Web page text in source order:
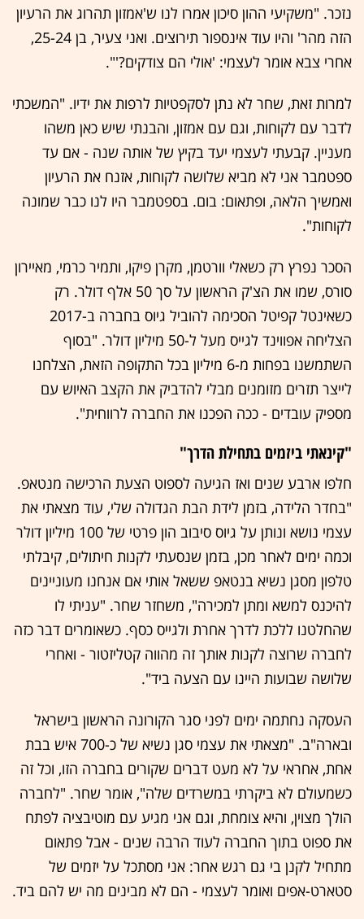
נזכר. "משקיעי ההון סיכון אמרו לנו ש'אמזון תהרוג את הרעיון
הזה מהר' והיו עוד אינספור תירוצים. ואני צעיר, בן 25-24,
אחרי צבא אומר לעצמי: 'אולי הם צודקים?'".
למרות זאת, שחר לא נתן לסקפטיות לרפות את ידיו. "המשכתי
לדבר עם לקוחות, וגם עם אמזון, והבנתי שיש כאן משהו
מעניין. קבעתי לעצמי יעד בקיץ של אותה שנה - אם עד
ספטמבר אני לא מביא שלושה לקוחות, אזנח את הרעיון
ואמשיך הלאה, ופתאום: בום. בספטמבר היו לנו כבר שמונה
לקוחות".
הסכר נפרץ רק כשאלי וורטמן, מקרן פיקו, ותמיר כרמי, מאיירון
סורס, שמו את הצ'ק הראשון על סך 50 אלף דולר. רק
כשאינטל קפיטל הסכימה להוביל גיוס בחברה ב-2017
הצליחה אפווינד לגייס מעל ל-50 מיליון דולר. "בסוף
השתמשנו בפחות מ-6 מיליון בכל התקופה הזאת, הצלחנו
לייצר תזרים מזומנים מבלי להדביק את הקצב האיוש עם
מספיק עובדים - ככה הפכנו את החברה לרווחית".
"קינאתי ביזמים בתחילת הדרך"
חלפו ארבע שנים ואז הגיעה לספוט הצעת הרכישה מנטאפ.
"בחדר הלידה, בזמן לידת הבת הגדולה שלי, עוד מצאתי את
עצמי נושא ונותן על גיוס סיבוב הון פרטי של 100 מיליון דולר
וכמה ימים לאחר מכן, בזמן שנסעתי לקנות חיתולים, קיבלתי
טלפון מסגן נשיא בנטאפ ששאל אותי אם אנחנו מעוניינים
להיכנס למשא ומתן למכירה", משחזר שחר. "עניתי לו
שהחלטנו ללכת לדרך אחרת ולגייס כסף. כשאומרים דבר כזה
לחברה שרוצה לקנות אותך זה מהווה קטליזטור - ואחרי
שלושה שבועות היינו עם הצעה ביד".
העסקה נחתמה ימים לפני סגר הקורונה הראשון בישראל
ובארה"ב. "מצאתי את עצמי סגן נשיא של כ-700 איש בבת
אחת, אחראי על לא מעט דברים שקורים בחברה הזו, וכל זה
כשמעולם לא ביקרתי במשרדים שלה", אומר שחר. "לחברה
הולך מצוין, והיא צומחת, וגם אני מגיע עם מוטיבציה לפתח
את ספוט בתוך החברה לעוד הרבה שנים - אבל פתאום
מתחיל לקנן בי גם רגש אחר: אני מסתכל על יזמים של
סטארט-אפים ואומר לעצמי - הם לא מבינים מה יש להם ביד.